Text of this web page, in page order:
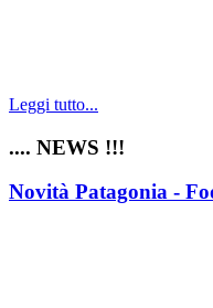
Leggi tutto...
.... NEWS !!!
Novità Patagonia -